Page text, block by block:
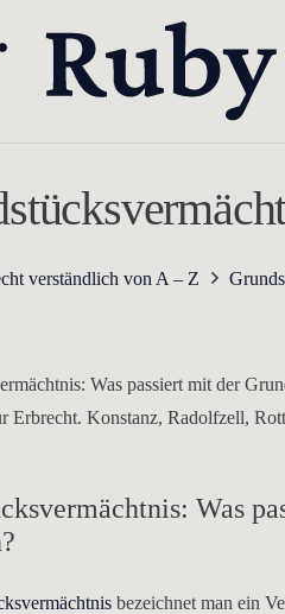
verständlich von A – Z
Was passiert mit der
Erbrecht. Konstanz, Radolfzell,
Was
bezeichnet man ein